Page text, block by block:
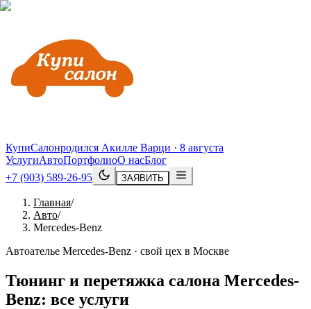
КупиСалонродился Акилле Варци · 8 августа
УслугиАвтоПортфолиоО насБлог
+7 (903) 589-26-95
ЗАЯВИТЬ
Главная/
Авто/
Mercedes-Benz
Автоателье Mercedes-Benz · свой цех в Москве
Тюнинг и перетяжка салона Mercedes-
Benz: все услуги